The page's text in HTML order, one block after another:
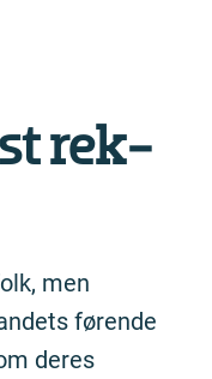
re­k­
men
førende
deres